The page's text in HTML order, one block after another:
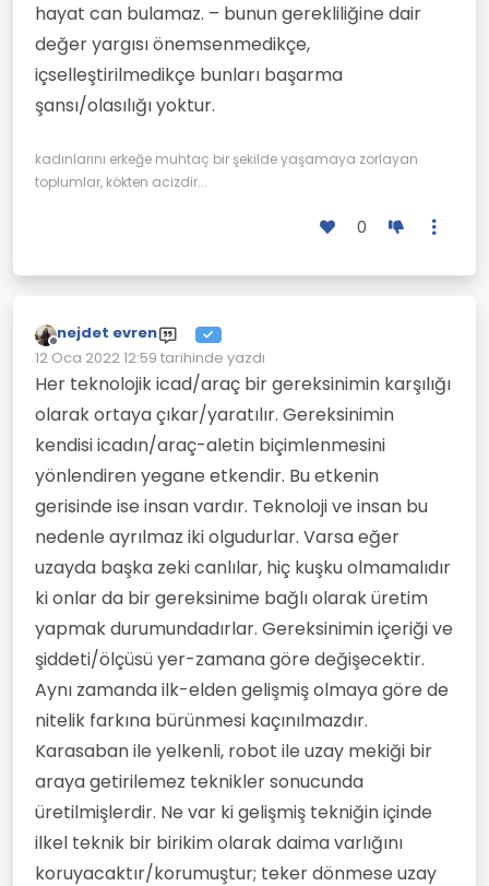
hayat can bulamaz. – bunun gerekliliğine dair
değer yargısı önemsenmedikçe,
içselleştirilmedikçe bunları başarma
şansı/olasılığı yoktur.
kadınlarını erkeğe muhtaç bir şekilde yaşamaya zorlayan
toplumlar, kökten acizdir...
0
Çevrimdışı
nejdet evren
12 Oca 2022 12:59 tarihinde yazdı
Son düzenleyen:
Her teknolojik icad/araç bir gereksinimin karşılığı
olarak ortaya çıkar/yaratılır. Gereksinimin
kendisi icadın/araç-aletin biçimlenmesini
yönlendiren yegane etkendir. Bu etkenin
gerisinde ise insan vardır. Teknoloji ve insan bu
nedenle ayrılmaz iki olgudurlar. Varsa eğer
uzayda başka zeki canlılar, hiç kuşku olmamalıdır
ki onlar da bir gereksinime bağlı olarak üretim
yapmak durumundadırlar. Gereksinimin içeriği ve
şiddeti/ölçüsü yer-zamana göre değişecektir.
Aynı zamanda ilk-elden gelişmiş olmaya göre de
nitelik farkına bürünmesi kaçınılmazdır.
Karasaban ile yelkenli, robot ile uzay mekiği bir
araya getirilemez teknikler sonucunda
üretilmişlerdir. Ne var ki gelişmiş tekniğin içinde
ilkel teknik bir birikim olarak daima varlığını
koruyacaktır/korumuştur; teker dönmese uzay